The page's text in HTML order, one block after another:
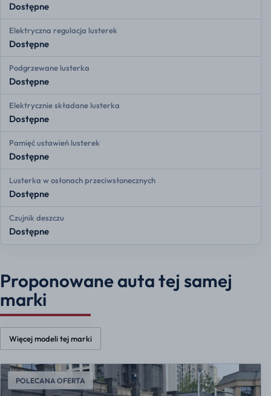
Dostępne
Elektryczna regulacja lusterek
Dostępne
Podgrzewane lusterka
Dostępne
Elektrycznie składane lusterka
Dostępne
Pamięć ustawień lusterek
Dostępne
Lusterka w osłonach przeciwsłonecznych
Dostępne
Czujnik deszczu
Dostępne
Proponowane auta tej samej
marki
Więcej modeli tej marki
POLECANA OFERTA